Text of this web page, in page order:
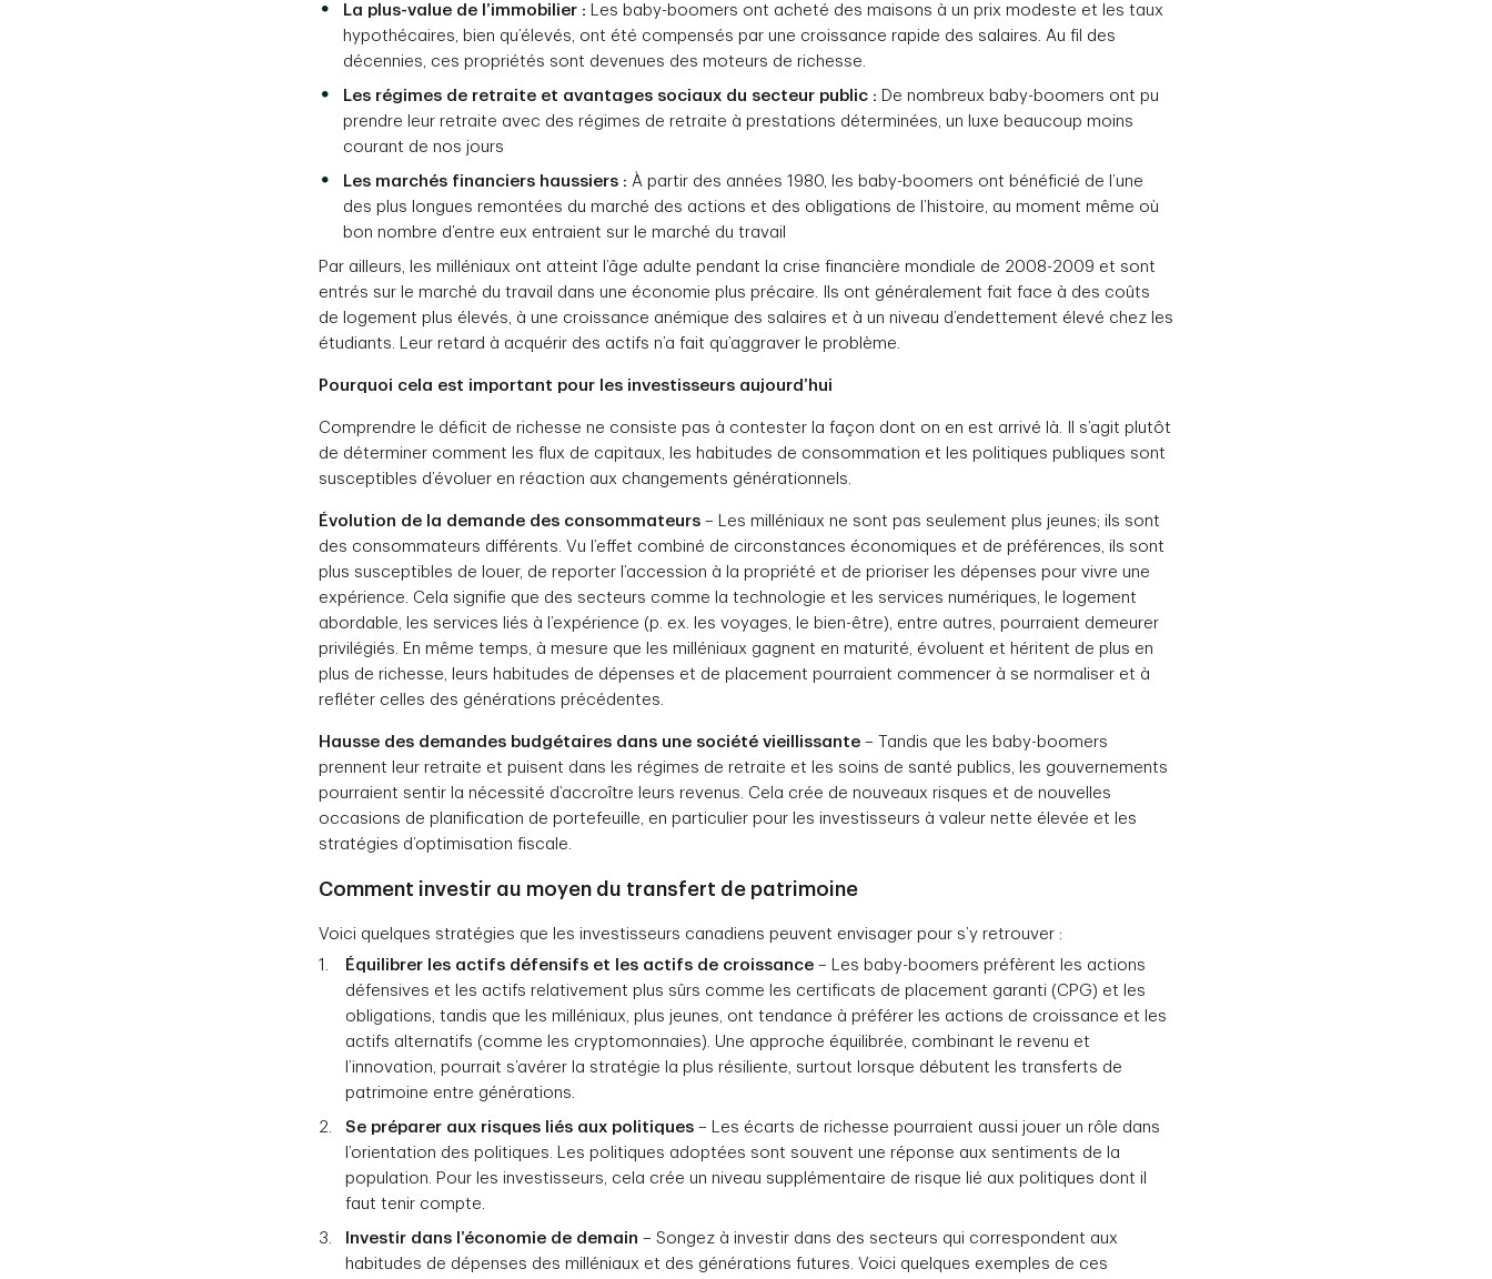
La plus-value de l’immobilier : Les baby-boomers ont acheté des maisons à un prix modeste et les taux
hypothécaires, bien qu’élevés, ont été compensés par une croissance rapide des salaires. Au fil des
décennies, ces propriétés sont devenues des moteurs de richesse.
Les régimes de retraite et avantages sociaux du secteur public : De nombreux baby-boomers ont pu
prendre leur retraite avec des régimes de retraite à prestations déterminées, un luxe beaucoup moins
courant de nos jours
Les marchés financiers haussiers : À partir des années 1980, les baby-boomers ont bénéficié de l’une
des plus longues remontées du marché des actions et des obligations de l’histoire, au moment même où
bon nombre d’entre eux entraient sur le marché du travail
Par ailleurs, les milléniaux ont atteint l’âge adulte pendant la crise financière mondiale de 2008-2009 et sont
entrés sur le marché du travail dans une économie plus précaire. Ils ont généralement fait face à des coûts
de logement plus élevés, à une croissance anémique des salaires et à un niveau d’endettement élevé chez les
étudiants. Leur retard à acquérir des actifs n’a fait qu’aggraver le problème.
Pourquoi cela est important pour les investisseurs aujourd’hui
Comprendre le déficit de richesse ne consiste pas à contester la façon dont on en est arrivé là. Il s’agit plutôt
de déterminer comment les flux de capitaux, les habitudes de consommation et les politiques publiques sont
susceptibles d’évoluer en réaction aux changements générationnels.
Évolution de la demande des consommateurs – Les milléniaux ne sont pas seulement plus jeunes; ils sont
des consommateurs différents. Vu l’effet combiné de circonstances économiques et de préférences, ils sont
plus susceptibles de louer, de reporter l’accession à la propriété et de prioriser les dépenses pour vivre une
expérience. Cela signifie que des secteurs comme la technologie et les services numériques, le logement
abordable, les services liés à l’expérience (p. ex. les voyages, le bien-être), entre autres, pourraient demeurer
privilégiés. En même temps, à mesure que les milléniaux gagnent en maturité, évoluent et héritent de plus en
plus de richesse, leurs habitudes de dépenses et de placement pourraient commencer à se normaliser et à
refléter celles des générations précédentes.
Hausse des demandes budgétaires dans une société vieillissante – Tandis que les baby-boomers
prennent leur retraite et puisent dans les régimes de retraite et les soins de santé publics, les gouvernements
pourraient sentir la nécessité d’accroître leurs revenus. Cela crée de nouveaux risques et de nouvelles
occasions de planification de portefeuille, en particulier pour les investisseurs à valeur nette élevée et les
stratégies d’optimisation fiscale.
Comment investir au moyen du transfert de patrimoine
Voici quelques stratégies que les investisseurs canadiens peuvent envisager pour s’y retrouver :
Équilibrer les actifs défensifs et les actifs de croissance – Les baby-boomers préfèrent les actions
défensives et les actifs relativement plus sûrs comme les certificats de placement garanti (CPG) et les
obligations, tandis que les milléniaux, plus jeunes, ont tendance à préférer les actions de croissance et les
actifs alternatifs (comme les cryptomonnaies). Une approche équilibrée, combinant le revenu et
l’innovation, pourrait s’avérer la stratégie la plus résiliente, surtout lorsque débutent les transferts de
patrimoine entre générations.
Se préparer aux risques liés aux politiques – Les écarts de richesse pourraient aussi jouer un rôle dans
l’orientation des politiques. Les politiques adoptées sont souvent une réponse aux sentiments de la
population. Pour les investisseurs, cela crée un niveau supplémentaire de risque lié aux politiques dont il
faut tenir compte.
Investir dans l’économie de demain – Songez à investir dans des secteurs qui correspondent aux
habitudes de dépenses des milléniaux et des générations futures. Voici quelques exemples de ces